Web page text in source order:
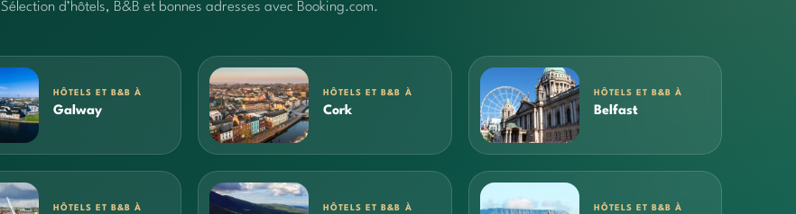
Sélection d’hôtels, B&B et bonnes adresses avec Booking.com.
HÔTELS ET B&B À
Galway
HÔTELS ET B&B À
Cork
HÔTELS ET B&B À
Belfast
HÔTELS ET B&B À HÔTELS ET B&B À HÔTELS ET B&B À